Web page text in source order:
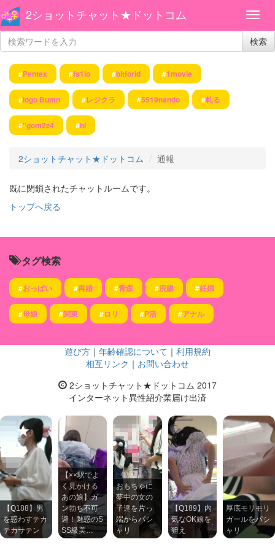
2ショットチャット★ドットコム
検索
#Pentex #fs1io #bitforid #1movie
#logo Bumn #レジクラ #5519nando #軋る
#"gom2z4 #hl
2ショットチャット★ドットコム 通報
既に閉鎖されたチャットルームです。
トップへ戻る
タグ検索
#おっぱい #再婚 #青森 #浣腸 #妊婦
#母娘 #関東 #ロリ #P活 #アナル
遊び方 ｜ 年齢確認について ｜ 利用規約
相互リンク ｜ お問い合わせ
2ショットチャット★ドットコム 2017
インターネット異性紹介業届け出済
【Q188】男
を惑わすテカ
テカサテン
【××駅でよ
く見かける
あの娘】ガ
ン勃ち不可
避！魅惑のS
SS級美…
おもちゃに
夢中の女の
子達を片っ
端からパシ
ャリ
【Q189】内
気なOK娘を
狙え
厚底モリモリ
ガールをパシ
ャリ